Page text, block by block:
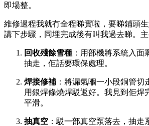
即場整。
維修過程我就冇全程睇實啦，要睇鋪頭
講下步驟，同埋完成後有叫我過去睇。主
回收殘餘雪種 ：用部機將系統入面
抽走，佢話要環保處理。
焊接修補 ：將漏氣嗰一小段銅管
用銀焊條燒焊駁返好。我見到佢焊
平滑。
抽真空 ：駁一部真空泵落去，抽走